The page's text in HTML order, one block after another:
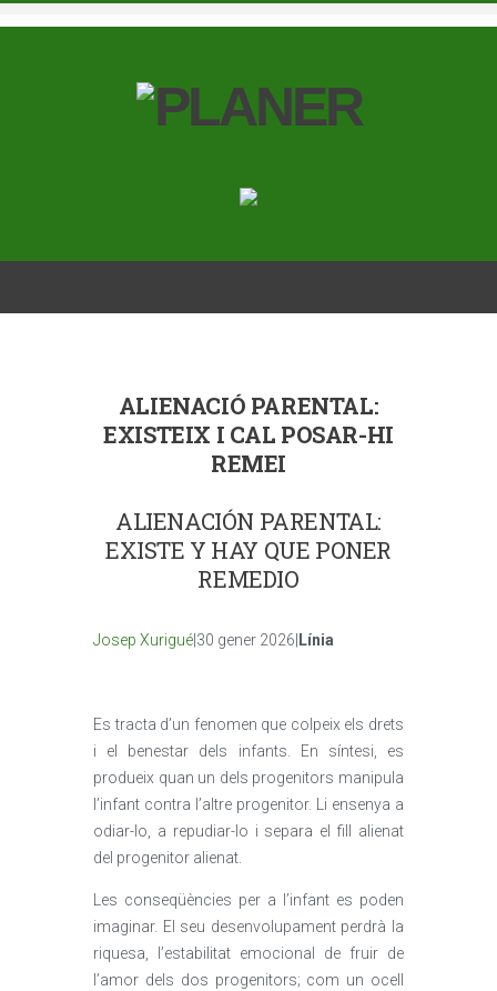
ALIENACIÓ PARENTAL:
EXISTEIX I CAL POSAR-HI
REMEI
ALIENACIÓN PARENTAL:
EXISTE Y HAY QUE PONER
REMEDIO
Josep Xurigué |30 gener 2026| Línia
Es tracta d’un fenomen que colpeix els drets
i el benestar dels infants. En síntesi, es
produeix quan un dels progenitors manipula
l’infant contra l’altre progenitor. Li ensenya a
odiar-lo, a repudiar-lo i separa el fill alienat
del progenitor alienat.
Les conseqüències per a l’infant es poden
imaginar. El seu desenvolupament perdrà la
riquesa, l’estabilitat emocional de fruir de
l’amor dels dos progenitors; com un ocell